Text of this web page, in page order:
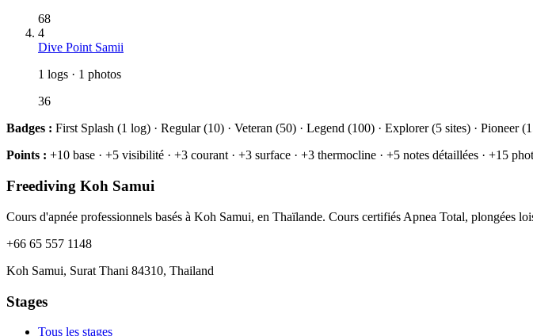
68
4
Dive Point Samii
1 logs · 1 photos
36
Badges : First Splash (1 log) · Regular (10) · Veteran (50) · Legend (100) · Explorer (5 sites) · Pioneer
Points : +10 base · +5 visibilité · +3 courant · +3 surface · +3 thermocline · +5 notes détaillées · +15
Freediving Koh Samui
Cours d'apnée professionnels basés à Koh Samui, en Thaïlande. Cours certifiés Apnea Total, plongées
+66 65 557 1148
Koh Samui, Surat Thani 84310, Thailand
Stages
Tous les stages